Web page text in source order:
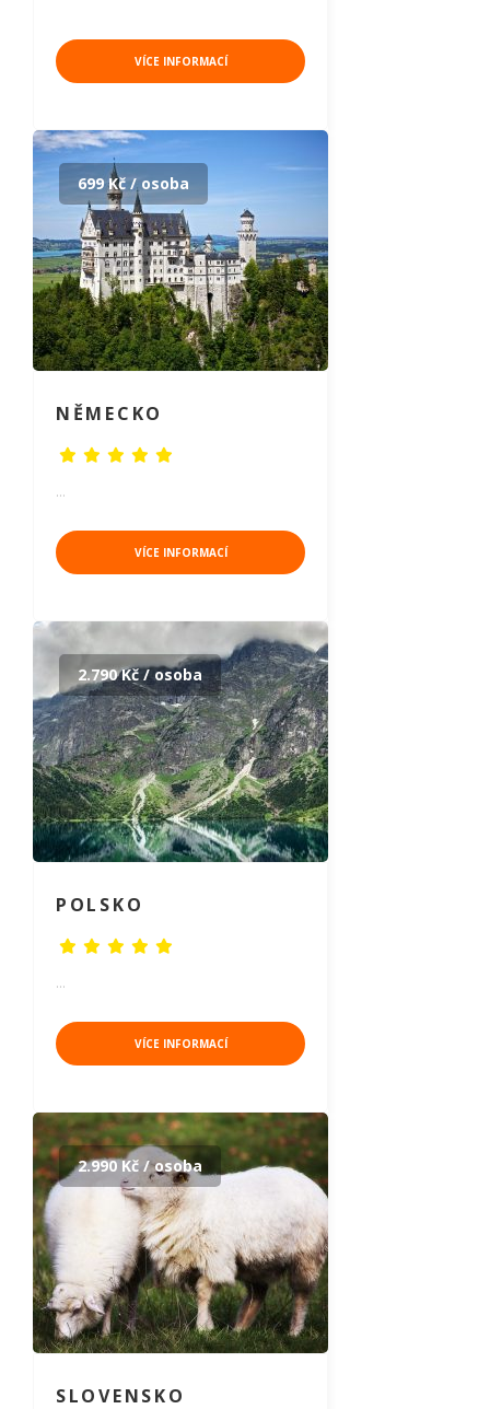
VÍCE INFORMACÍ
699 Kč / osoba
NĚMECKO
…
VÍCE INFORMACÍ
2.790 Kč / osoba
POLSKO
…
VÍCE INFORMACÍ
2.990 Kč / osoba
SLOVENSKO